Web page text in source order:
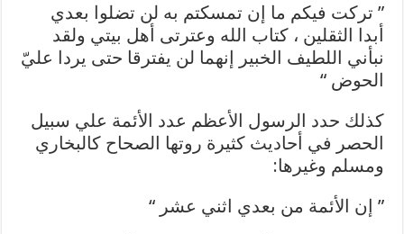
” تركت فيكم ما إن تمسكتم به لن تضلوا بعدي
أبدا الثقلين ، كتاب الله وعترتى أهل بيتي ولقد
نبأني اللطيف الخبير إنهما لن يفترقا حتى يردا عليّ
الحوض “
كذلك حدد الرسول الأعظم عدد الأئمة علي سبيل
الحصر في أحاديث كثيرة روتها الصحاح كالبخاري
ومسلم وغيرها:
” إن الأئمة من بعدي اثني عشر “